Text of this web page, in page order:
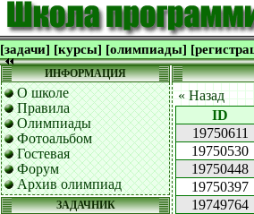
[задачи] [курсы] [олимпиады]
ИНФОРМАЦИЯ
О школе
Правила
Олимпиады
Фотоальбом
Гостевая
Форум
Архив олимпиад
ЗАДАЧНИК
« Назад
ID
19750611
19750530
19750448
19750397
19749764